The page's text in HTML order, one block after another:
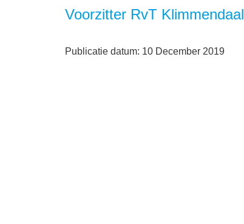
Voorzitter RvT Klimmendaal
Publicatie datum: 10 December 2019